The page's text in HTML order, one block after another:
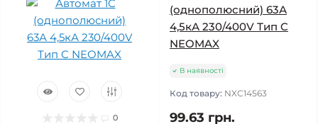
0
(однополюсний) 63А
4,5кА 230/400V Тип C
NEOMAX
В наявності
Код товару: NXC14563
99.63 грн.